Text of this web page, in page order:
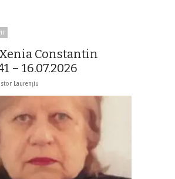
Constantin
– 16.07.2026
Laurențiu